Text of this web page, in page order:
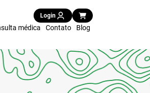
Login
médica Contato Blog